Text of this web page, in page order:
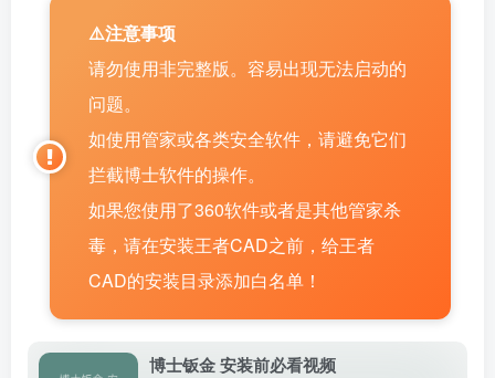
⚠️注意事项
请勿使用非完整版。容易出现无法启动的
问题。
如使用管家或各类安全软件，请避免它们
拦截博士软件的操作。
如果您使用了360软件或者是其他管家杀
毒，请在安装王者CAD之前，给王者
CAD的安装目录添加白名单！
博士钣金 安装前必看视频